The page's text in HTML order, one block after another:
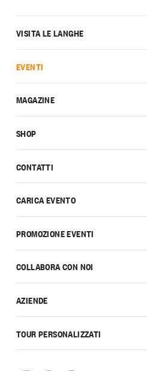
CONTATTI
CARICA EVENTO
PROMOZIONE EVENTI
COLLABORA CON NOI
AZIENDE
TOUR PERSONALIZZATI
VISITA LE LANGHE
EVENTI
MAGAZINE
SHOP